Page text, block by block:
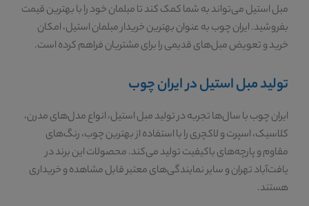
مبل استیل می‌تواند به شما کمک کند تا مبلمان خود را با بهترین قیمت
بفروشید. ایران چوب به عنوان بهترین خریدار مبلمان استیل، امکان
خرید و تعویض مبل‌های قدیمی را برای مشتریان فراهم کرده است.
تولید مبل استیل در ایران چوب
ایران چوب با سال‌ها تجربه در تولید مبل استیل، انواع مدل‌های مدرن،
کلاسیک، اسپرت و لاکچری را با استفاده از بهترین چوب، رنگ‌های
مقاوم و پارچه‌های باکیفیت تولید می‌کند. محصولات این برند در
یافت‌آباد تهران و سایر نمایندگی‌های معتبر قابل مشاهده و خریداری
هستند.